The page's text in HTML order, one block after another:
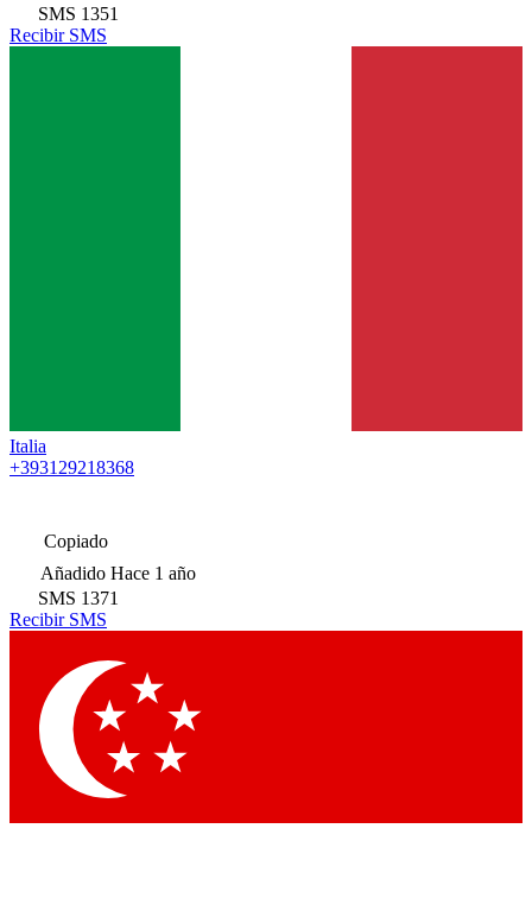
SMS 1351
Recibir SMS
Italia
+393129218368
Copiado
Añadido Hace 1 año
SMS 1371
Recibir SMS